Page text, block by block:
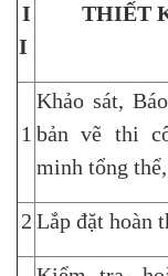
I
I
THIẾT
1
Khảo sát,
bản vẽ thi
minh tổng
2 Lắp đặt hoàn